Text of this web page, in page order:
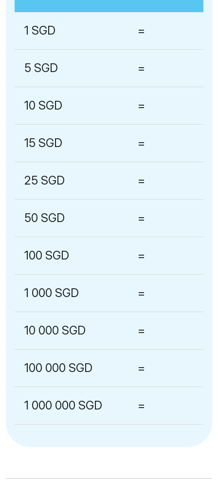
1 SGD =
5 SGD =
10 SGD =
15 SGD =
25 SGD =
50 SGD =
100 SGD =
1 000 SGD =
10 000 SGD =
100 000 SGD =
1 000 000 SGD =